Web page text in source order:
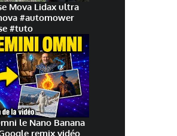
Mova Lidax ultra
#automower
#tuto
le Nano Banana
remix vidéo